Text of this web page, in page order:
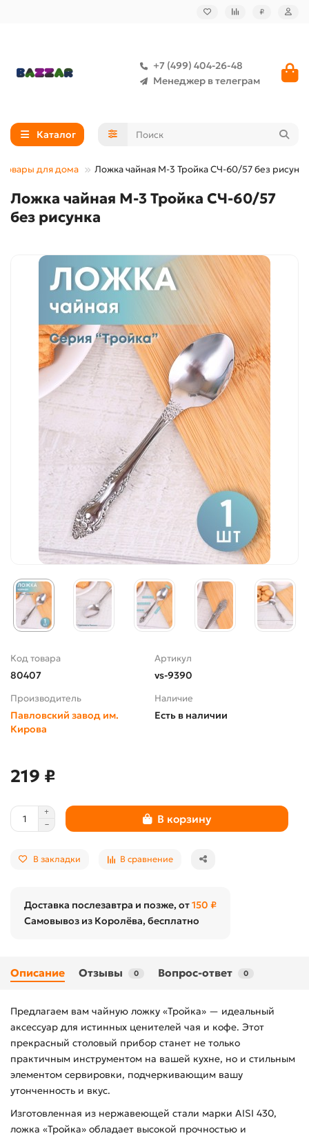
₽
+7 (499) 404-26-48
Менеджер в телеграм
Каталог
Товары для дома Ложка чайная М-3 Тройка СЧ-60/57 без рисунка
Ложка чайная М-3 Тройка СЧ-60/57
без рисунка
Код товара
80407
Артикул
vs-9390
Производитель
Павловский завод им.
Кирова
Наличие
Есть в наличии
219 ₽
В корзину
В закладки В сравнение
Доставка послезавтра и позже, от150 ₽
Самовывоз из Королёва, бесплатно
Описание Отзывы 0 Вопрос-ответ 0
Предлагаем вам чайную ложку «Тройка» — идеальный
аксессуар для истинных ценителей чая и кофе. Этот
прекрасный столовый прибор станет не только
практичным инструментом на вашей кухне, но и стильным
элементом сервировки, подчеркивающим вашу
утонченность и вкус.
Изготовленная из нержавеющей стали марки AISI 430,
ложка «Тройка» обладает высокой прочностью и